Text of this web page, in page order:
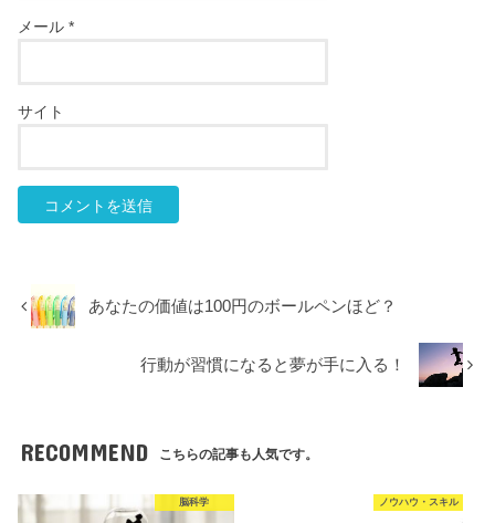
メール*
サイト
あなたの価値は100円のボールペンほど？
行動が習慣になると夢が手に入る！
RECOMMEND こちらの記事も人気です。
脳科学 ノウハウ・スキル